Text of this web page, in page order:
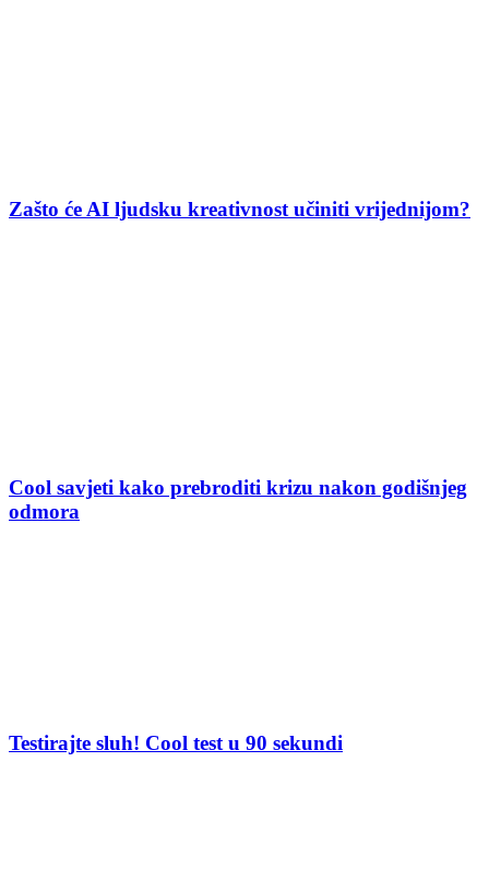
Zašto će AI ljudsku kreativnost učiniti vrijednijom?
Cool savjeti kako prebroditi krizu nakon godišnjeg
odmora
Testirajte sluh! Cool test u 90 sekundi